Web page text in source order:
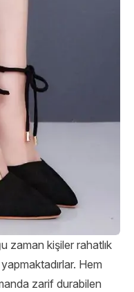
zaman kişiler rahatlık
Hem
zarif durabilen